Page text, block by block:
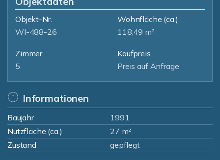
Objekt-Nr.
WI-488-26
Wohnfläche (ca.)
118,49 m²
Zimmer
5
Kaufpreis
Preis auf Anfrage
Informationen
Baujahr
1991
Nutzfläche (ca.)
27 m²
Zustand
gepflegt